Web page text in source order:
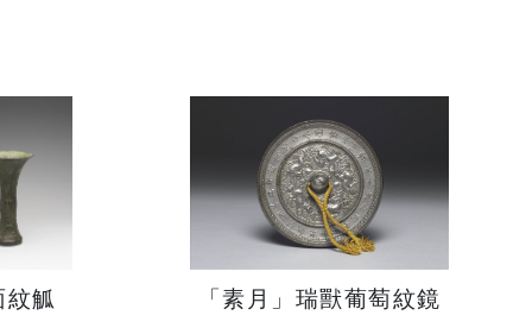
紋觚 「素月」瑞獸葡萄紋鏡